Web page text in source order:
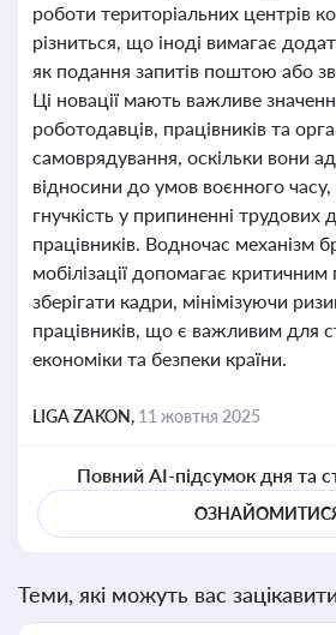
роботи територіальних центрів
різниться, що іноді вимагає
як подання запитів поштою або
Ці новації мають важливе
роботодавців, працівників та
самоврядування, оскільки вони
відносини до умов воєнного
гнучкість у припиненні трудових
працівників. Водночас механізм
мобілізації допомагає
зберігати кадри, мінімізуючи
працівників, що є важливим для
економіки та безпеки країни.
LIGA ZAKON, 11 жовтня 2025
Повний AI-підсумок дня та
Теми, які можуть вас